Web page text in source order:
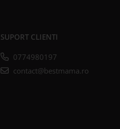
SUPORT CLIENTI
0774980197
contact@bestmama.ro